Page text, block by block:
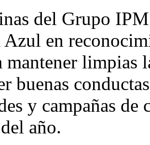
del Grupo IPM
Azul en
mantener limpias
buenas
y campañas
año.